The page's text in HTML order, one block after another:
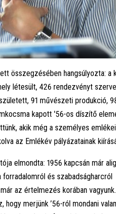
összegzésében hangsúlyozta: a
létesült, 426 rendezvényt
91 művészeti produkció,
kapott '56-os díszítő
akik még a személyes
az Emlékév pályázatainak
elmondta: 1956 kapcsán már
és szabadságharcról
az értelmezés korában
merjünk ’56-ról mondani